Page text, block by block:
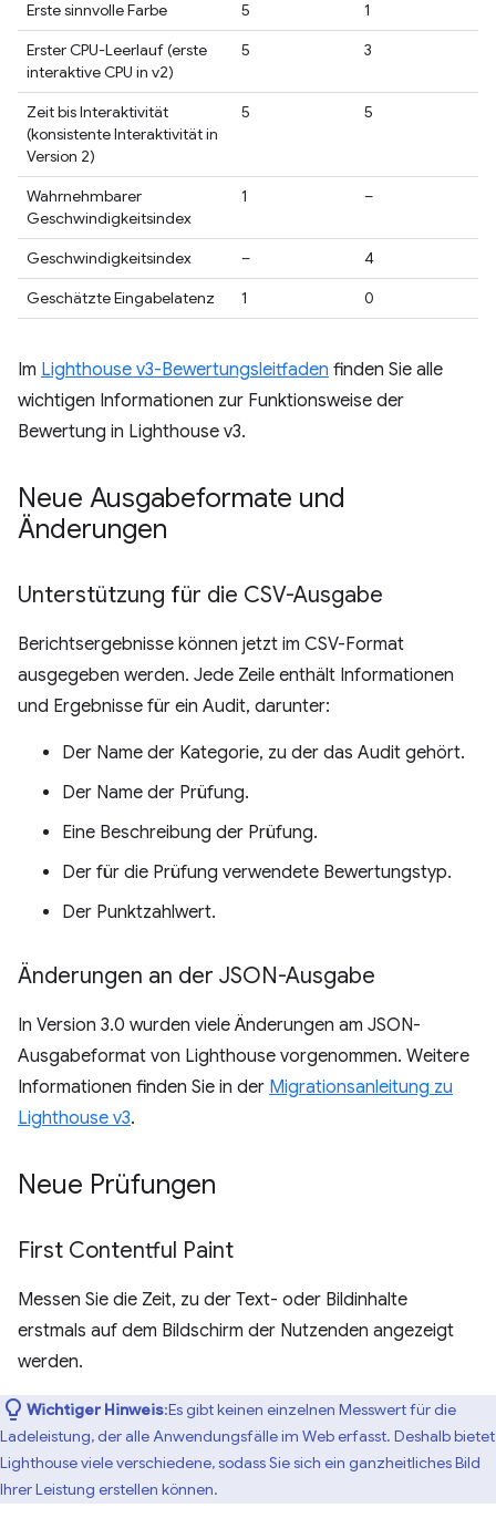
Erste sinnvolle Farbe 5
1
Erster CPU-Leerlauf (erste
interaktive CPU in v2)
5 3
Zeit bis Interaktivität
(konsistente Interaktivität in
Version 2)
5 5
Wahrnehmbarer
Geschwindigkeitsindex
1 –
Geschwindigkeitsindex –
4
Geschätzte Eingabelatenz
1 0
Im Lighthouse v3-Bewertungsleitfaden finden Sie alle
wichtigen Informationen zur Funktionsweise der
Bewertung in Lighthouse v3.
Neue Ausgabeformate und
Änderungen
Unterstützung für die CSV-Ausgabe
Berichtsergebnisse können jetzt im CSV-Format
ausgegeben werden. Jede Zeile enthält Informationen
und Ergebnisse für ein Audit, darunter:
Der Name der Kategorie, zu der das Audit gehört.
Der Name der Prüfung.
Eine Beschreibung der Prüfung.
Der für die Prüfung verwendete Bewertungstyp.
Der Punktzahlwert.
Änderungen an der JSON-Ausgabe
In Version 3.0 wurden viele Änderungen am JSON-
Ausgabeformat von Lighthouse vorgenommen. Weitere
Informationen finden Sie in der Migrationsanleitung zu
Lighthouse v3.
Neue Prüfungen
First Contentful Paint
Messen Sie die Zeit, zu der Text- oder Bildinhalte
erstmals auf dem Bildschirm der Nutzenden angezeigt
werden.
Wichtiger Hinweis:Es gibt keinen einzelnen Messwert für die
Ladeleistung, der alle Anwendungsfälle im Web erfasst. Deshalb bietet
Lighthouse viele verschiedene, sodass Sie sich ein ganzheitliches Bild
Ihrer Leistung erstellen können.